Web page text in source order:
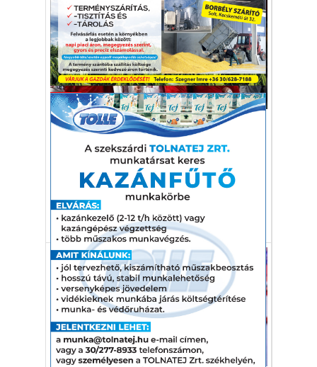
Sport
Szintet ugrott a VB-n a férfi
kéziválogatott
Ki a kéziválogatott legnagyobb értéke, és
merre tart a csapat?
férfi kézilabda válogatott VB
Sport